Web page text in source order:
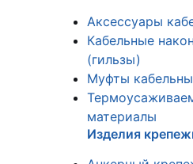
Аксессуары
Кабельные
(гильзы)
Муфты
материалы
Изделия